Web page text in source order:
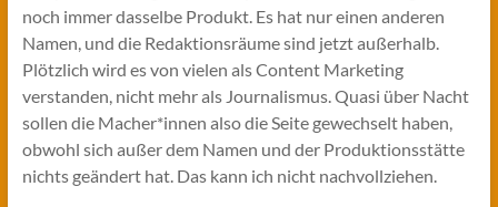
noch immer dasselbe Produkt. Es hat nur einen anderen
Namen, und die Redaktionsräume sind jetzt außerhalb.
Plötzlich wird es von vielen als Content Marketing
verstanden, nicht mehr als Journalismus. Quasi über Nacht
sollen die Macher*innen also die Seite gewechselt haben,
obwohl sich außer dem Namen und der Produktionsstätte
nichts geändert hat. Das kann ich nicht nachvollziehen.